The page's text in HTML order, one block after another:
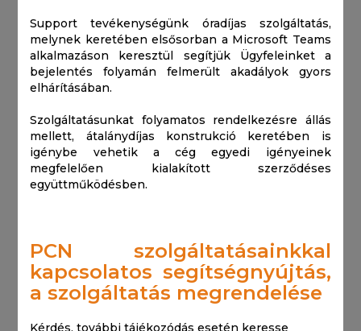
EuPCS
Support tevékenységünk óradíjas szolgáltatás,
melynek keretében elsősorban a Microsoft Teams
alkalmazáson keresztül segítjük Ügyfeleinket a
bejelentés folyamán felmerült akadályok gyors
elhárításában.
Szolgáltatásunkat folyamatos rendelkezésre állás
mellett, átalánydíjas konstrukció keretében is
igénybe vehetik a cég egyedi igényeinek
megfelelően kialakított szerződéses
együttműködésben.
PCN szolgáltatásainkkal
kapcsolatos segítségnyújtás,
a szolgáltatás megrendelése